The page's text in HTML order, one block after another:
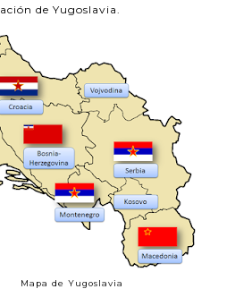
de Yugoslavia.
Mapa de Yugoslavia